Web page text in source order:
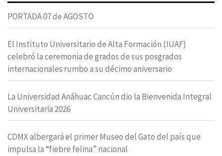
PORTADA 07 de AGOSTO
El Instituto Universitario de Alta Formación (IUAF)
celebró la ceremonia de grados de sus posgrados
internacionales rumbo a su décimo aniversario
La Universidad Anáhuac Cancún dio la Bienvenida Integral
Universitaria 2026
CDMX albergará el primer Museo del Gato del país que
impulsa la “fiebre felina” nacional